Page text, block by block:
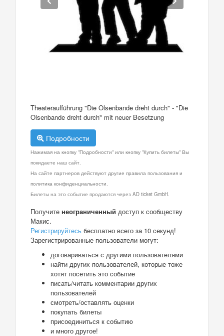
Theateraufführung "Die Olsenbande dreht durch" - "Die
Olsenbande dreht durch" mit neuer Besetzung
Подробности
Нажимая на кнопку "Подробности" или кнопку "Купить билеты" Вы
покидаете наш сайт.
На сайте партнеров действуют другие правила пользования и
политика конфиденциальности.
Билеты на это событие продаются через AD ticket GmbH.
Получите неограниченный доступ к сообществу
Макис.
Регистрируйтесь бесплатно всего за 10 секунд!
Зарегистрированные пользователи могут:
договариваться с другими пользователями
найти других пользователей, которые тоже
хотят посетить это событие
писать/читать комментарии других
пользователей
смотреть/оставлять оценки
покупать билеты
присоединиться к событию
и много другое!